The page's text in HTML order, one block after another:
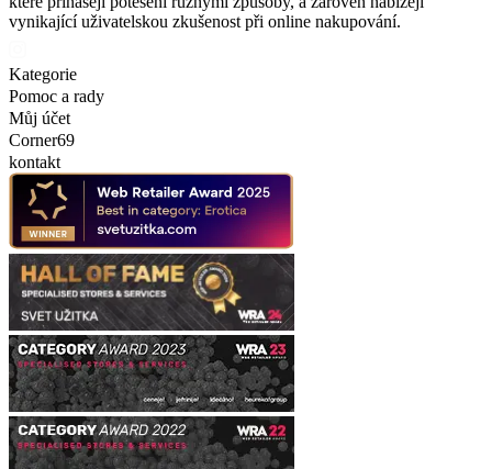
vynikající uživatelskou zkušenost při online nakupování.
Kategorie
Pomoc a rady
Můj účet
Corner69
kontakt